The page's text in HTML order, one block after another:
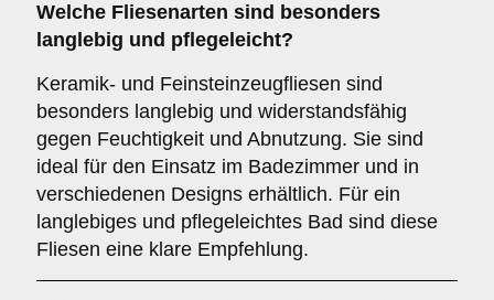
Welche Fliesenarten sind besonders
langlebig und pflegeleicht?
Keramik- und Feinsteinzeugfliesen sind
besonders langlebig und widerstandsfähig
gegen Feuchtigkeit und Abnutzung. Sie sind
ideal für den Einsatz im Badezimmer und in
verschiedenen Designs erhältlich. Für ein
langlebiges und pflegeleichtes Bad sind diese
Fliesen eine klare Empfehlung.